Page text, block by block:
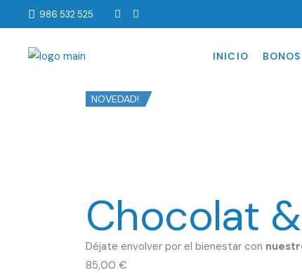
986 532 525
INICIO BONOS
PARA DOS
OFERTAS
NOVEDAD!
Chocolat
Déjate envolver por el bienestar con
85,00 €